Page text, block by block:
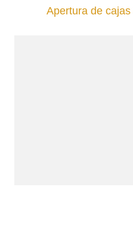
Apertura de